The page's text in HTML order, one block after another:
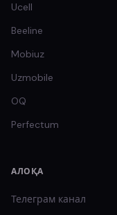
Ucell
Beeline
Mobiuz
Uzmobile
OQ
Perfectum
АЛОҚА
Телеграм канал